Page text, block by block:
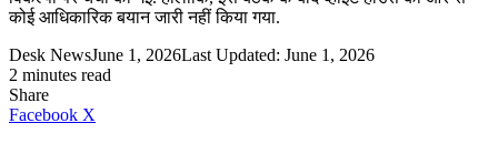
कोई आधिकारिक बयान जारी नहीं किया गया.
Desk NewsJune 1, 2026Last Updated: June 1, 2026
2 minutes read
Share
Facebook X